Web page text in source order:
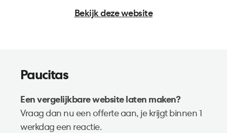
Bekijk deze website
Paucitas
Een vergelijkbare website laten maken?
Vraag dan nu een offerte aan, je krijgt binnen 1
werkdag een reactie.